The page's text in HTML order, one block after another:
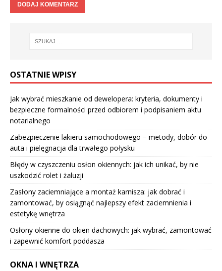
OSTATNIE WPISY
Jak wybrać mieszkanie od dewelopera: kryteria, dokumenty i
bezpieczne formalności przed odbiorem i podpisaniem aktu
notarialnego
Zabezpieczenie lakieru samochodowego – metody, dobór do
auta i pielęgnacja dla trwałego połysku
Błędy w czyszczeniu osłon okiennych: jak ich unikać, by nie
uszkodzić rolet i żaluzji
Zasłony zaciemniające a montaż karnisza: jak dobrać i
zamontować, by osiągnąć najlepszy efekt zaciemnienia i
estetykę wnętrza
Osłony okienne do okien dachowych: jak wybrać, zamontować
i zapewnić komfort poddasza
OKNA I WNĘTRZA